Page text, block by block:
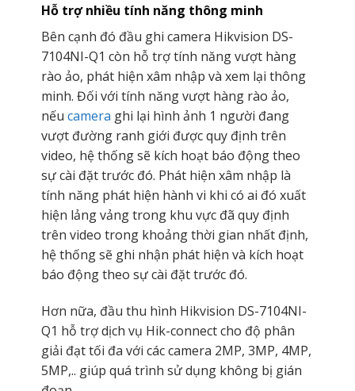
Hỗ trợ nhiều tính năng thông minh
Bên cạnh đó đầu ghi camera Hikvision DS-
7104NI-Q1 còn hỗ trợ tính năng vượt hàng
rào ảo, phát hiện xâm nhập và xem lại thông
minh. Đối với tính năng vượt hàng rào ảo,
nếu camera ghi lại hình ảnh 1 người đang
vượt đường ranh giới được quy định trên
video, hệ thống sẽ kích hoạt báo động theo
sự cài đặt trước đó. Phát hiện xâm nhập là
tính năng phát hiện hành vi khi có ai đó xuất
hiện lảng vảng trong khu vực đã quy định
trên video trong khoảng thời gian nhất định,
hệ thống sẽ ghi nhận phát hiện và kích hoạt
báo động theo sự cài đặt trước đó.
Hơn nữa, đầu thu hình Hikvision DS-7104NI-
Q1 hỗ trợ dịch vụ Hik-connect cho độ phân
giải đạt tối đa với các camera 2MP, 3MP, 4MP,
5MP,.. giúp quá trình sử dụng không bị gián